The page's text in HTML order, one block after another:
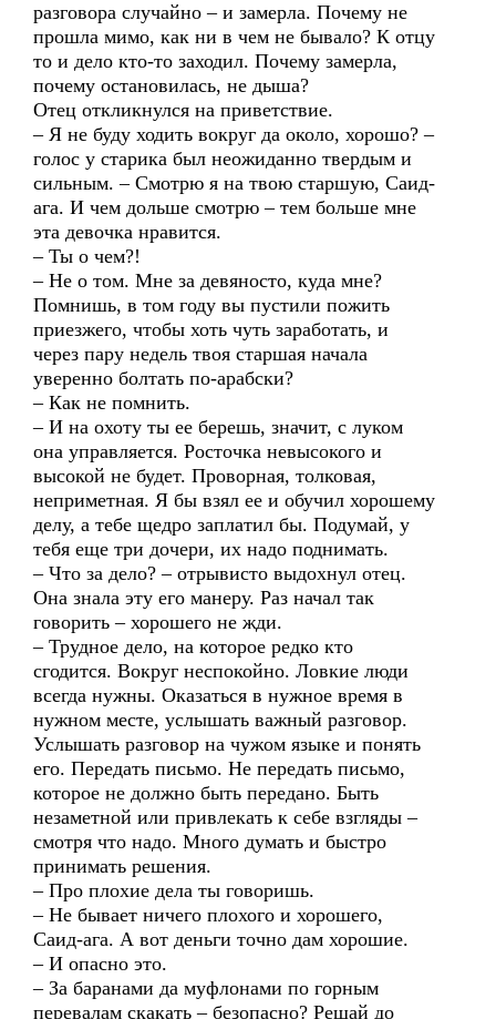
разговора случайно – и замерла. Почему не
прошла мимо, как ни в чем не бывало? К отцу
то и дело кто-то заходил. Почему замерла,
почему остановилась, не дыша?
Отец откликнулся на приветствие.
– Я не буду ходить вокруг да около, хорошо? –
голос у старика был неожиданно твердым и
сильным. – Смотрю я на твою старшую, Саид-
ага. И чем дольше смотрю – тем больше мне
эта девочка нравится.
– Ты о чем?!
– Не о том. Мне за девяносто, куда мне?
Помнишь, в том году вы пустили пожить
приезжего, чтобы хоть чуть заработать, и
через пару недель твоя старшая начала
уверенно болтать по-арабски?
– Как не помнить.
– И на охоту ты ее берешь, значит, с луком
она управляется. Росточка невысокого и
высокой не будет. Проворная, толковая,
неприметная. Я бы взял ее и обучил хорошему
делу, а тебе щедро заплатил бы. Подумай, у
тебя еще три дочери, их надо поднимать.
– Что за дело? – отрывисто выдохнул отец.
Она знала эту его манеру. Раз начал так
говорить – хорошего не жди.
– Трудное дело, на которое редко кто
сгодится. Вокруг неспокойно. Ловкие люди
всегда нужны. Оказаться в нужное время в
нужном месте, услышать важный разговор.
Услышать разговор на чужом языке и понять
его. Передать письмо. Не передать письмо,
которое не должно быть передано. Быть
незаметной или привлекать к себе взгляды –
смотря что надо. Много думать и быстро
принимать решения.
– Про плохие дела ты говоришь.
– Не бывает ничего плохого и хорошего,
Саид-ага. А вот деньги точно дам хорошие.
– И опасно это.
– За баранами да муфлонами по горным
перевалам скакать – безопасно? Решай до